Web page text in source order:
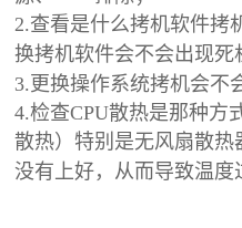
2.查看是什么拷机软件拷
换拷机软件会不会出现死
3.更换操作系统拷机会不
4.检查CPU散热是那种方
散热）特别是无风扇散
没有上好，从而导致温